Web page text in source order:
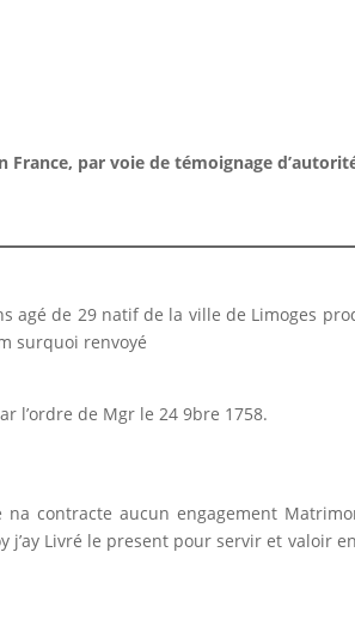
par voie de témoignage
agé de 29 natif de la ville de Limoges
surquoi renvoyé
l’ordre de Mgr le 24 9bre 1758.
na contracte aucun engagement
j’ay Livré le present pour servir et valoir